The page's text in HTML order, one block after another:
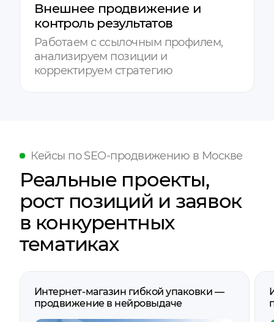
Внешнее продвижение и
контроль результатов
Работаем с ссылочным профилем,
анализируем позиции и
корректируем стратегию
Кейсы по SEO-продвижению в Москве
Реальные проекты,
рост позиций и заявок
в конкурентных
тематиках
Интернет-магазин гибкой упаковки —
продвижение в нейровыдаче